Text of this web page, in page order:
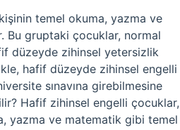
temel okuma, yazma ve
Bu gruptaki çocuklar, normal
düzeyde zihinsel yetersizlik
hafif düzeyde zihinsel engelli
sınavına girebilmesine
Hafif zihinsel engelli çocuklar,
yazma ve matematik gibi temel